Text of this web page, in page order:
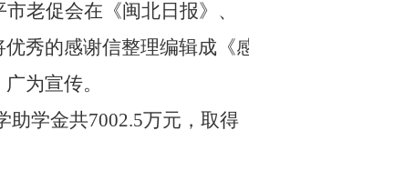
老促会在《闽北日报》、
秀的感谢信整理编辑成《感
为宣传。
助学金共7002.5万元，取得